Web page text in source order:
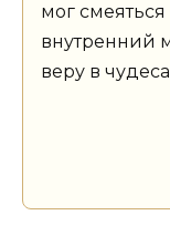
мог
внутренний
веру в